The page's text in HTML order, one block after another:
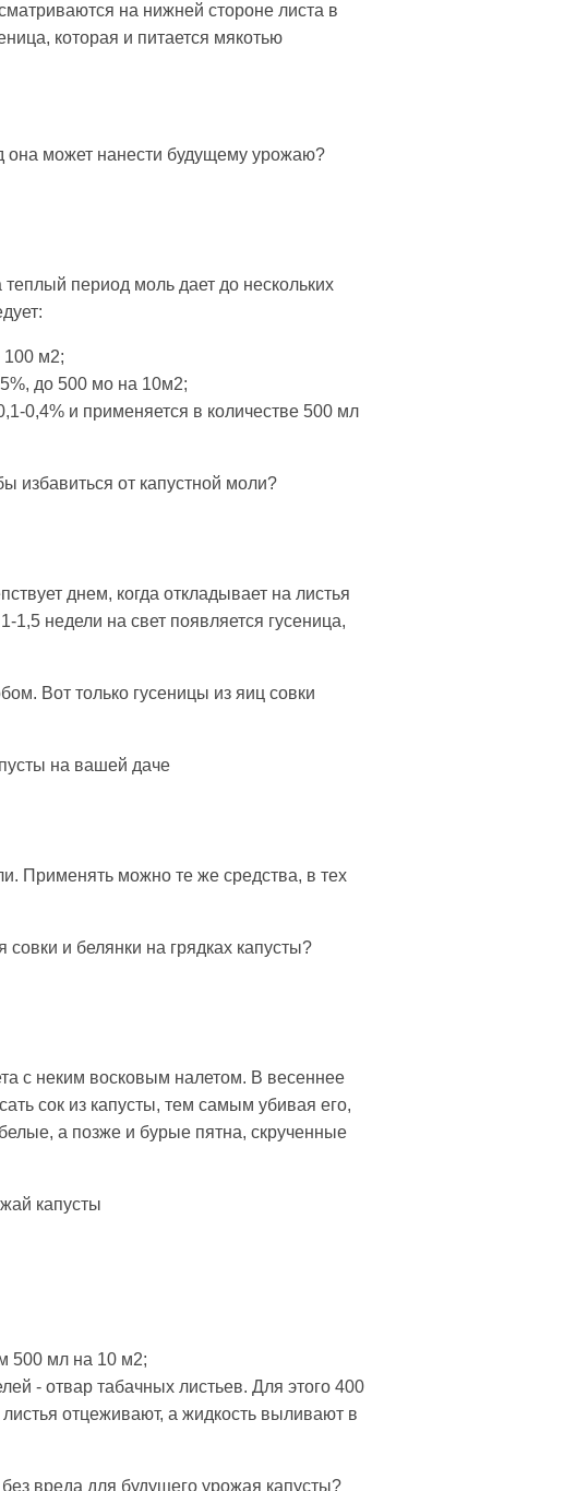
на нижней стороне листа в
которая и питается мякотью
она может нанести будущему урожаю?
период моль дает до нескольких
100 м2;
до 500 мо на 10м2;
0,4% и применяется в количестве 500 мл
избавиться от капустной моли?
днем, когда откладывает на листья
недели на свет появляется гусеница,
Вот только гусеницы из яиц совки
на вашей даче
Применять можно те же средства, в тех
и белянки на грядках капусты?
с неким восковым налетом. В весеннее
сок из капусты, тем самым убивая его,
а позже и бурые пятна, скрученные
капусты
500 мл на 10 м2;
- отвар табачных листьев. Для этого 400
отцеживают, а жидкость выливают в
вреда для будущего урожая капусты?